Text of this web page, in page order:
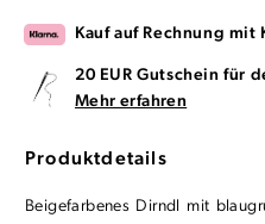
Kauf auf Rechnung mit
20 EUR Gutschein für
Mehr erfahren
Produktdetails
Beigefarbenes Dirndl mit